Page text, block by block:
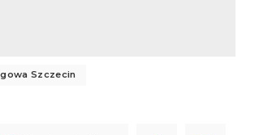
Szczecin